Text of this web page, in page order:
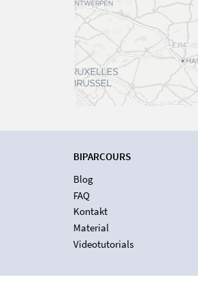
BIPARCOURS
Blog
FAQ
Kontakt
Material
Videotutorials